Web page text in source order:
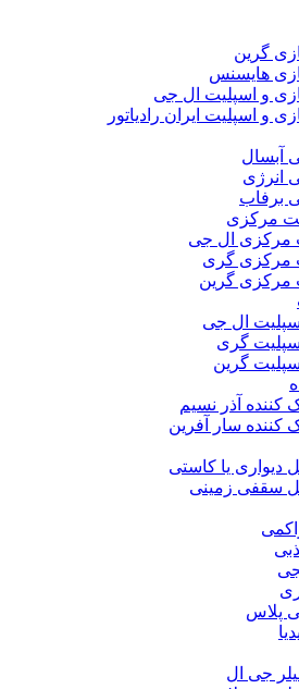
گرین
هایسنس
و اسپلیت ال جی
و اسپلیت ایران رادیاتور
آبسال
انرژی
برفاب
مرکزی
مرکزی ال جی
مرکزی گری
مرکزی گرین
ال جی
گری
گرین
کننده آذر نسیم
کننده سار آفرین
دیواری یا کاستی
سقفی زمینی
پلاس
جی ال